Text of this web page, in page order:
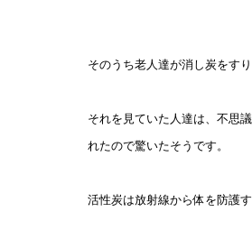
そのうち老人達が消し炭をす
それを見ていた人達は、不思
れたので驚いたそうです。
活性炭は放射線から体を防護